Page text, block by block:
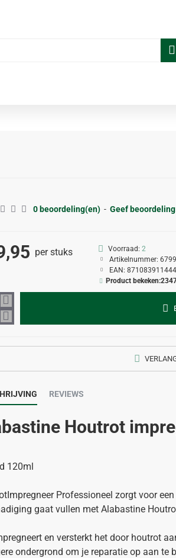
0 beoordeling(en) - Geef beoordeling
per stuks Voorraad: 2
Artikelnummer:
EAN:
Product bekeken:
REVIEWS
Houtrot
120ml
Professioneel zorgt voor
gaat vullen met Alabastine
en versterkt het door houtrot
ondergrond om je reparatie op aan te